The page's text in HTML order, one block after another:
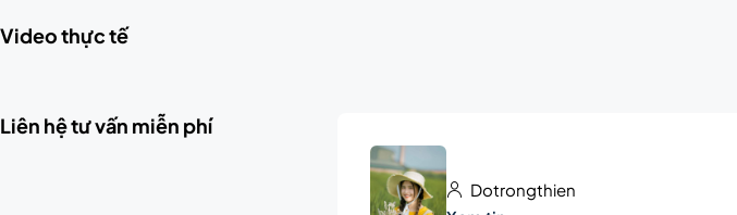
Video thực tế
Liên hệ tư vấn miễn phí
Dotrongthien